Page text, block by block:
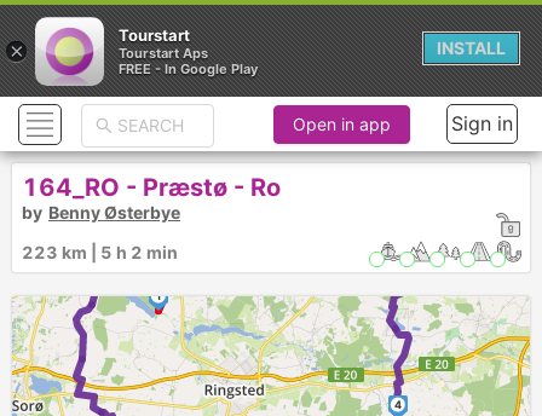
1
4
Open in app Sign in
164_RO - Præstø - Ro
by Benny Østerbye
223 km | 5 h 2 min
×
Tourstart
Tourstart Aps
FREE - In Google Play
INSTALL